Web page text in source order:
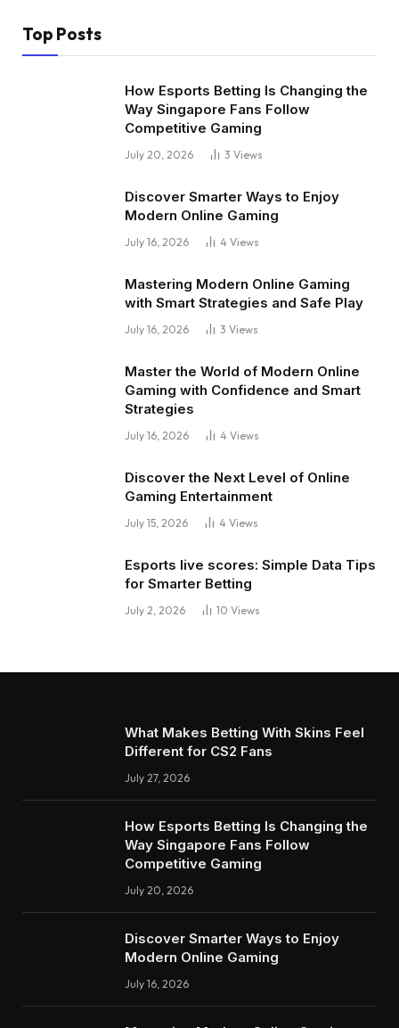
Top Posts
How Esports Betting Is Changing the
Way Singapore Fans Follow
Competitive Gaming
July 20, 2026 3 Views
Discover Smarter Ways to Enjoy
Modern Online Gaming
July 16, 2026 4 Views
Mastering Modern Online Gaming
with Smart Strategies and Safe Play
July 16, 2026 3 Views
Master the World of Modern Online
Gaming with Confidence and Smart
Strategies
July 16, 2026 4 Views
Discover the Next Level of Online
Gaming Entertainment
July 15, 2026 4 Views
Esports live scores: Simple Data Tips
for Smarter Betting
July 2, 2026 10 Views
What Makes Betting With Skins Feel
Different for CS2 Fans
July 27, 2026
How Esports Betting Is Changing the
Way Singapore Fans Follow
Competitive Gaming
July 20, 2026
Discover Smarter Ways to Enjoy
Modern Online Gaming
July 16, 2026